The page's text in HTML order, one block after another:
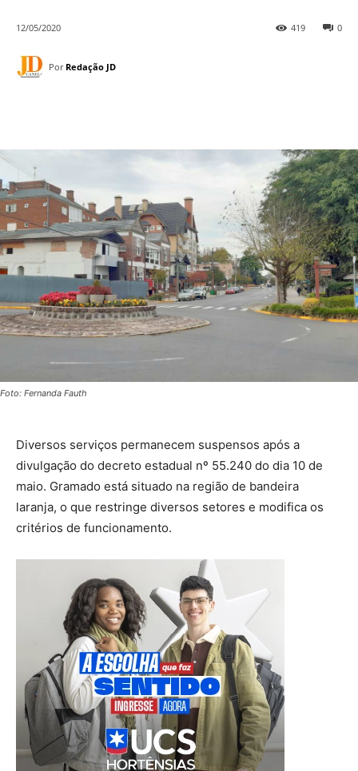
12/05/2020 0
419
Por Redação JD
Foto: Fernanda Fauth
Diversos serviços permanecem suspensos após a
divulgação do decreto estadual nº 55.240 do dia 10 de
maio. Gramado está situado na região de bandeira
laranja, o que restringe diversos setores e modifica os
critérios de funcionamento.